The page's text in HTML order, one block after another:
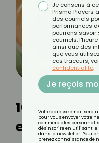
10 recettes
en version
Je consens à
Prisma Players
des courriels
performances
pourrons savoir
courriels,
ainsi que des
que vous
ces traceurs,
confidentialité.
Je reçois
Votre adresse email sera
pour vous envoyer votre
commerciales
désinscrire en utilisant le
dans la newsletter. Pour
prenez connaissance de